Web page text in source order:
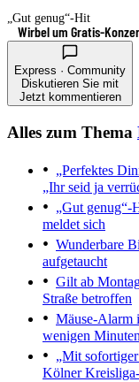
„Gut genug“-Hit
Wirbel um Gratis-
Express · Community
Diskutieren Sie mit
Jetzt kommentieren
Alles zum Thema
„Perfektes
„Ihr seid ja
„Gut genug“-
meldet sich
Wunderbare
aufgetaucht
Gilt ab
Straße betroffen
Mäuse-Alarm
wenigen
„Mit
Kölner